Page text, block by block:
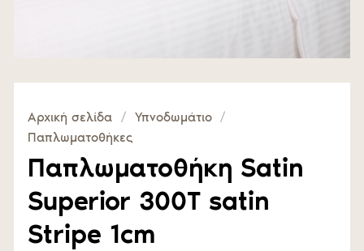
Αρχική σελίδα / Υπνοδωμάτιο /
Παπλωματοθήκες
Παπλωματοθήκη Satin
Superior 300Τ satin
Stripe 1cm